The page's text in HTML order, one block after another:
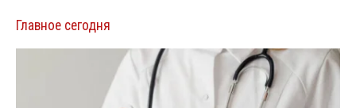
Главное сегодня